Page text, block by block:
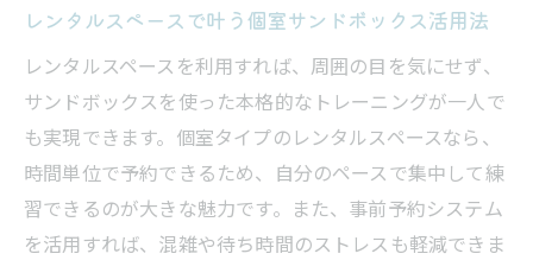
サンドバッグ付きレンタルスペース活用の
ポイント
サンドボックス利用で叶う一人トレーニングの
極意
レンタルスペースを活用した一人トレーニ
ングの魅力
サンドボックスで実現する集中練習のメリ
レンタルスペースで叶う個室サンドボックス活用法
レンタルスペースを利用すれば、周囲の目を気にせず、
サンドボックスを使った本格的なトレーニングが一人で
も実現できます。個室タイプのレンタルスペースなら、
時間単位で予約できるため、自分のペースで集中して練
習できるのが大きな魅力です。また、事前予約システム
を活用すれば、混雑や待ち時間のストレスも軽減できま